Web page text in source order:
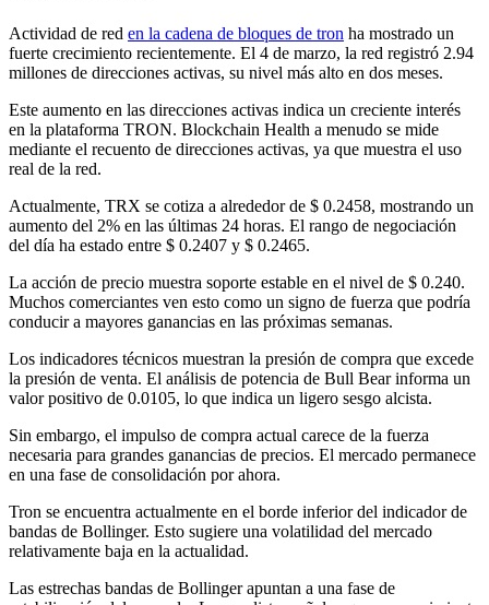
Actividad de red en la cadena de bloques de tron ha mostrado un
fuerte crecimiento recientemente. El 4 de marzo, la red registró 2.94
millones de direcciones activas, su nivel más alto en dos meses.
Este aumento en las direcciones activas indica un creciente interés
en la plataforma TRON. Blockchain Health a menudo se mide
mediante el recuento de direcciones activas, ya que muestra el uso
real de la red.
Actualmente, TRX se cotiza a alrededor de $ 0.2458, mostrando un
aumento del 2% en las últimas 24 horas. El rango de negociación
del día ha estado entre $ 0.2407 y $ 0.2465.
La acción de precio muestra soporte estable en el nivel de $ 0.240.
Muchos comerciantes ven esto como un signo de fuerza que podría
conducir a mayores ganancias en las próximas semanas.
Los indicadores técnicos muestran la presión de compra que excede
la presión de venta. El análisis de potencia de Bull Bear informa un
valor positivo de 0.0105, lo que indica un ligero sesgo alcista.
Sin embargo, el impulso de compra actual carece de la fuerza
necesaria para grandes ganancias de precios. El mercado permanece
en una fase de consolidación por ahora.
Tron se encuentra actualmente en el borde inferior del indicador de
bandas de Bollinger. Esto sugiere una volatilidad del mercado
relativamente baja en la actualidad.
Las estrechas bandas de Bollinger apuntan a una fase de